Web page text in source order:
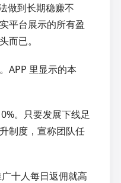
做到长期稳赚不
平台展示的所有盈
而已。
APP 里显示的本
。只要发展下线足
制度，宣称团队任
十人每日返佣就高